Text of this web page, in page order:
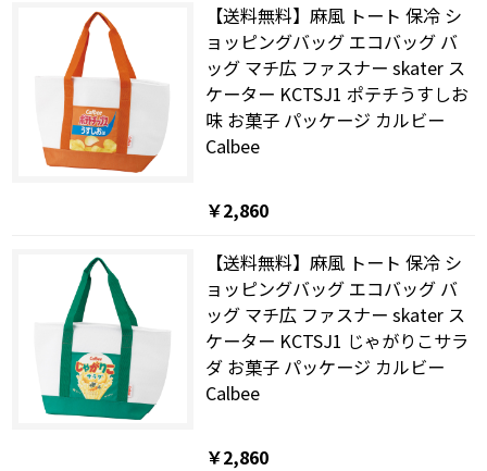
【送料無料】麻風 トート 保冷 シ
ョッピングバッグ エコバッグ バ
ッグ マチ広 ファスナー skater ス
ケーター KCTSJ1 ポテチうすしお
味 お菓子 パッケージ カルビー
Calbee
￥2,860
【送料無料】麻風 トート 保冷 シ
ョッピングバッグ エコバッグ バ
ッグ マチ広 ファスナー skater ス
ケーター KCTSJ1 じゃがりこサラ
ダ お菓子 パッケージ カルビー
Calbee
￥2,860